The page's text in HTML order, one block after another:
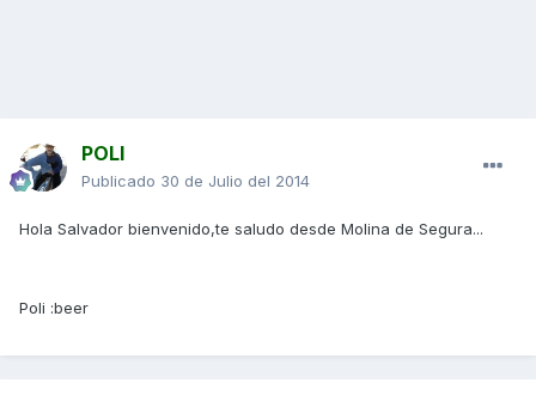
POLI
Publicado 30 de Julio del 2014
Hola Salvador bienvenido,te saludo desde Molina de Segura...
Poli :beer